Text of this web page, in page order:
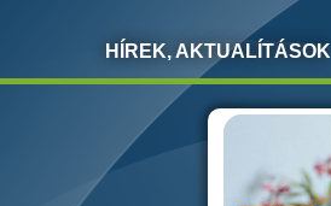
HÍREK, AKTUALÍTÁSOK